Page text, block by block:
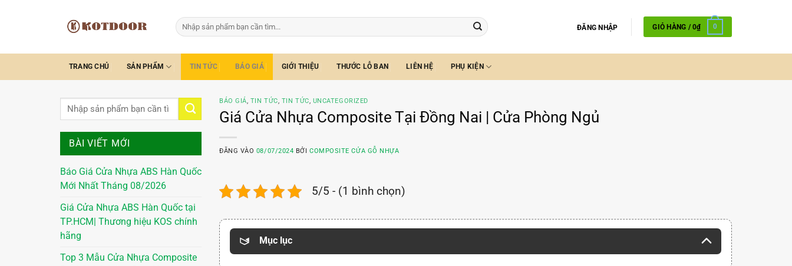
Tìm
kiếm:
ĐĂNG NHẬP GIỎ HÀNG /0₫ 0
TRANG CHỦ SẢN PHẨM TIN TỨC BÁO GIÁ GIỚI THIỆU THƯỚC LỖ BAN LIÊN HỆ PHỤ KIỆN
BÀI VIẾT MỚI
Báo Giá Cửa Nhựa ABS Hàn Quốc
Mới Nhất Tháng 08/2026
Giá Cửa Nhựa ABS Hàn Quốc tại
TP.HCM| Thương hiệu KOS chính
hãng
Top 3 Mẫu Cửa Nhựa Composite
BÁO GIÁ, TIN TỨC, TIN TỨC, UNCATEGORIZED
Giá Cửa Nhựa Composite Tại Đồng Nai | Cửa Phòng Ngủ
ĐĂNG VÀO 08/07/2024 BỞICOMPOSITE CỬA GỖ NHỰA
5/5 - (1 bình chọn)
Mục lục